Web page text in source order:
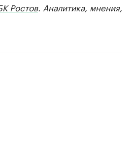
Ростов. Аналитика, мнения,